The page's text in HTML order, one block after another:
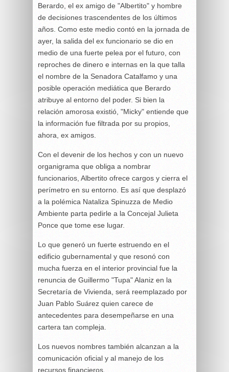
Berardo, el ex amigo de "Albertito" y hombre
de decisiones trascendentes de los últimos
años. Como este medio contó en la jornada de
ayer, la salida del ex funcionario se dio en
medio de una fuerte pelea por el futuro, con
reproches de dinero e internas en la que talla
el nombre de la Senadora Catalfamo y una
posible operación mediática que Berardo
atribuye al entorno del poder. Si bien la
relación amorosa existió, "Micky" entiende que
la información fue filtrada por su propios,
ahora, ex amigos.
Con el devenir de los hechos y con un nuevo
organigrama que obliga a nombrar
funcionarios, Albertito ofrece cargos y cierra el
perímetro en su entorno. Es así que desplazó
a la polémica Nataliza Spinuzza de Medio
Ambiente parta pedirle a la Concejal Julieta
Ponce que tome ese lugar.
Lo que generó un fuerte estruendo en el
edificio gubernamental y que resonó con
mucha fuerza en el interior provincial fue la
renuncia de Guillermo "Tupa" Alaniz en la
Secretaría de Vivienda, será reemplazado por
Juan Pablo Suárez quien carece de
antecedentes para desempeñarse en una
cartera tan compleja.
Los nuevos nombres también alcanzan a la
comunicación oficial y al manejo de los
recursos financieros.